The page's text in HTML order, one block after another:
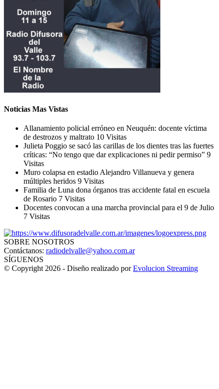
Noticias Mas Vistas
Allanamiento policial erróneo en Neuquén: docente víctima
de destrozos y maltrato 10 Visitas
Julieta Poggio se sacó las carillas de los dientes tras las fuertes
críticas: “No tengo que dar explicaciones ni pedir permiso” 9
Visitas
Muro colapsa en estadio Alejandro Villanueva y genera
múltiples heridos 9 Visitas
Familia de Luna dona órganos tras accidente fatal en escuela
de Rosario 7 Visitas
Docentes convocan a una marcha provincial para el 9 de Julio
7 Visitas
SOBRE NOSOTROS
Contáctanos: radiodelvalle@yahoo.com.ar
SÍGUENOS
© Copyright 2026 - Diseño realizado porEvolucion Streaming